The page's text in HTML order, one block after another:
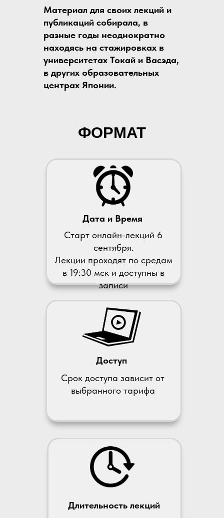
Материал для своих лекций и
публикаций собирала, в
разные годы неоднократно
находясь на стажировках в
университетах Токай и Васэда,
в других образовательных
центрах Японии.
ФОРМАТ
Дата и Время
Доступ
Длительность лекций
Срок доступа зависит от
выбранного тарифа
Старт онлайн-лекций 6
сентября.
Лекции проходят по средам
в 19:30 мск и доступны в
записи